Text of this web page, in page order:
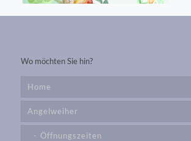
Wo möchten Sie hin?
Home
Angelweiher
Öffnungszeiten